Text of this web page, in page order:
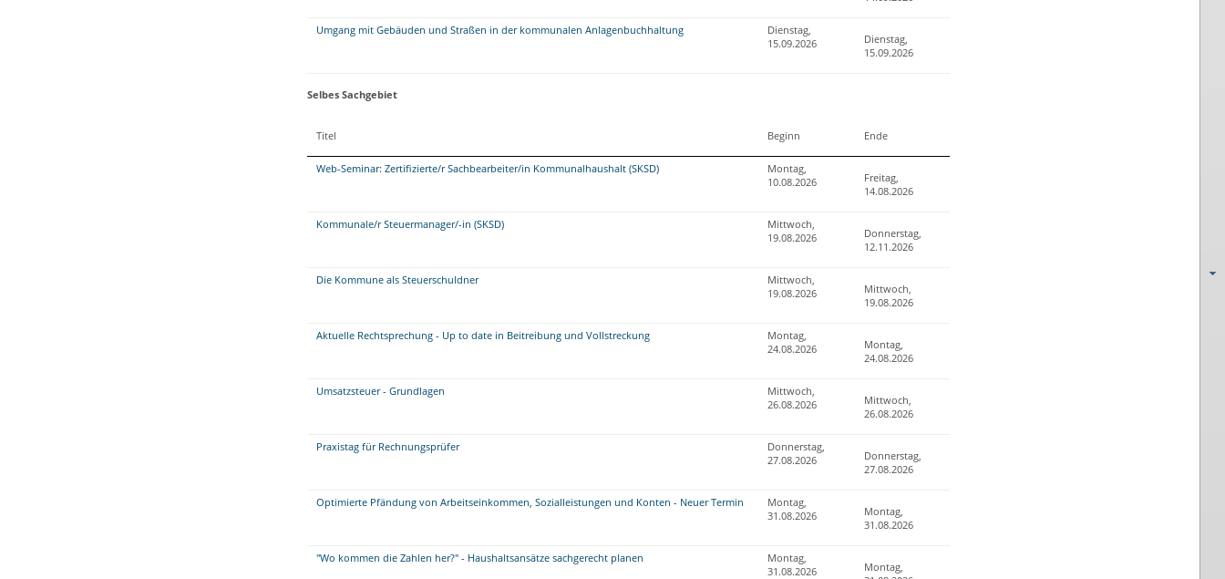
Umgang mit Gebäuden und Straßen in der kommunalen Anlagenbuchhaltung
Dienstag,
15.09.2026
Dienstag,
15.09.2026
Selbes Sachgebiet
Titel Beginn Ende
Web-Seminar: Zertifizierte/r Sachbearbeiter/in Kommunalhaushalt (SKSD)
Montag,
10.08.2026
Freitag,
14.08.2026
Kommunale/r Steuermanager/-in (SKSD)
Mittwoch,
19.08.2026
Donnerstag,
12.11.2026
Die Kommune als Steuerschuldner
Mittwoch,
19.08.2026
Mittwoch,
19.08.2026
Aktuelle Rechtsprechung - Up to date in Beitreibung und Vollstreckung
Montag,
24.08.2026
Montag,
24.08.2026
Umsatzsteuer - Grundlagen
Mittwoch,
26.08.2026
Mittwoch,
26.08.2026
Praxistag für Rechnungsprüfer
Donnerstag,
27.08.2026
Donnerstag,
27.08.2026
Optimierte Pfändung von Arbeitseinkommen, Sozialleistungen und Konten - Neuer Termin
Montag,
31.08.2026
Montag,
31.08.2026
"Wo kommen die Zahlen her?" - Haushaltsansätze sachgerecht planen
Montag,
31.08.2026
Montag,